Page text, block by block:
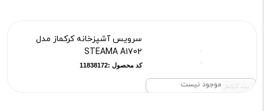
موجود نیست برند کرکماز
سرویس آشپزخانه کرکماز مدل
STEAMA A1702
کد محصول :11838172